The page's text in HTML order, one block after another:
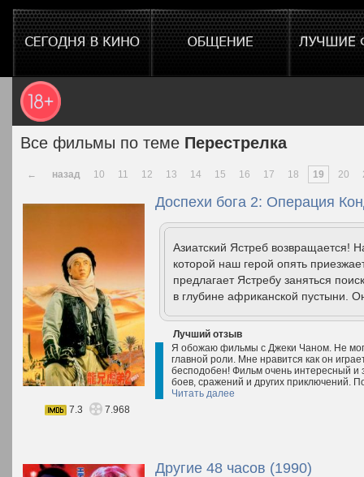
Все фильмы по теме Перестрелка
← назад 10 11 12 13 14 15 16 17 18 19 20
Доспехи бога 2: Операция
Азиатский Ястреб возвращается!
которой наш герой опять
предлагает Ястребу заняться
в глубине африканской пустыни.
Лучший отзыв
Я обожаю фильмы с Джеки Чаном. Не
главной роли. Мне нравится как он
бесподобен! Фильм очень интересный и
боев, сражений и других приключений.
Читать далее
7.3
7.968
Другие 48 часов (1990)